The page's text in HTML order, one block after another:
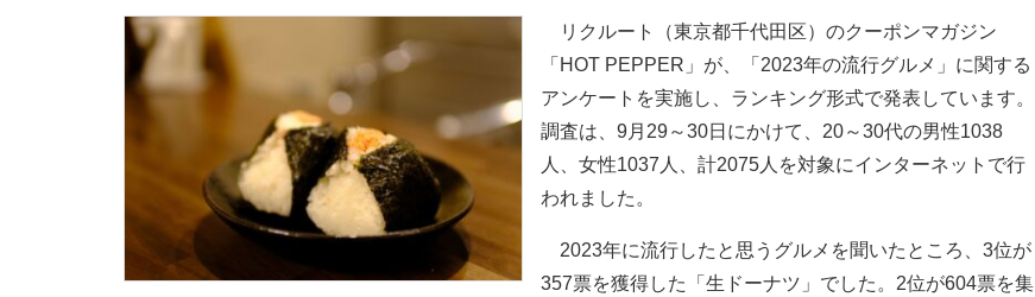
リクルート（東京都千代田区）のクーポンマガジン
「HOT PEPPER」が、「2023年の流行グルメ」に関する
アンケートを実施し、ランキング形式で発表しています。
調査は、9月29～30日にかけて、20～30代の男性1038
人、女性1037人、計2075人を対象にインターネットで行
われました。
2023年に流行したと思うグルメを聞いたところ、3位が
357票を獲得した「生ドーナツ」でした。2位が604票を集